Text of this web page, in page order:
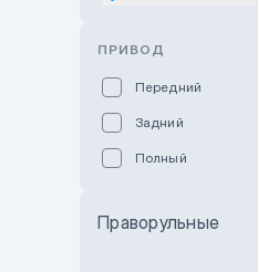
ПРИВОД
Передний
Задний
Полный
Праворульные